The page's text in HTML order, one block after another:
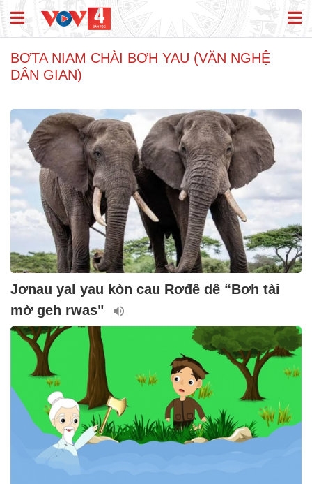
BƠTA NIAM CHÀI BƠH YAU (VĂN NGHỆ
DÂN GIAN)
Jơnau yal yau kòn cau Rơđê dê “Bơh tài
mờ geh rwas"